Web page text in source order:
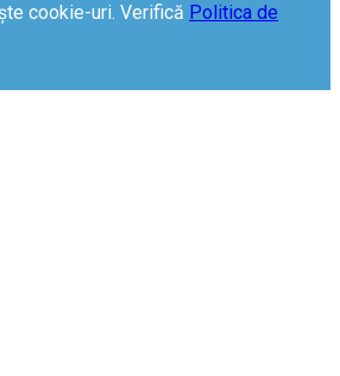
cookie-uri. Verifică Politica de